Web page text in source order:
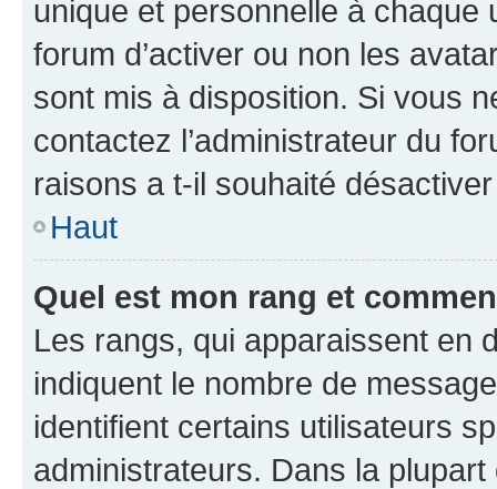
unique et personnelle à chaque
forum d’activer ou non les
sont mis à disposition. Si vous
contactez l’administrateur du
raisons a t-il souhaité
Haut
Quel est mon rang et
Les rangs, qui apparaissent en
indiquent le nombre de
identifient certains utilisateurs
administrateurs. Dans la